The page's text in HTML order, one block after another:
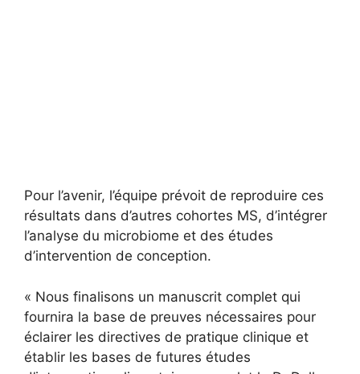
Pour l’avenir, l’équipe prévoit de reproduire ces
résultats dans d’autres cohortes MS, d’intégrer
l’analyse du microbiome et des études
d’intervention de conception.
« Nous finalisons un manuscrit complet qui
fournira la base de preuves nécessaires pour
éclairer les directives de pratique clinique et
établir les bases de futures études